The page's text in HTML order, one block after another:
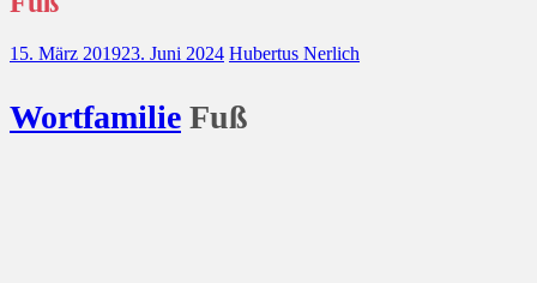
15. März 201923. Juni 2024 Hubertus Nerlich
Wortfamilie Fuß